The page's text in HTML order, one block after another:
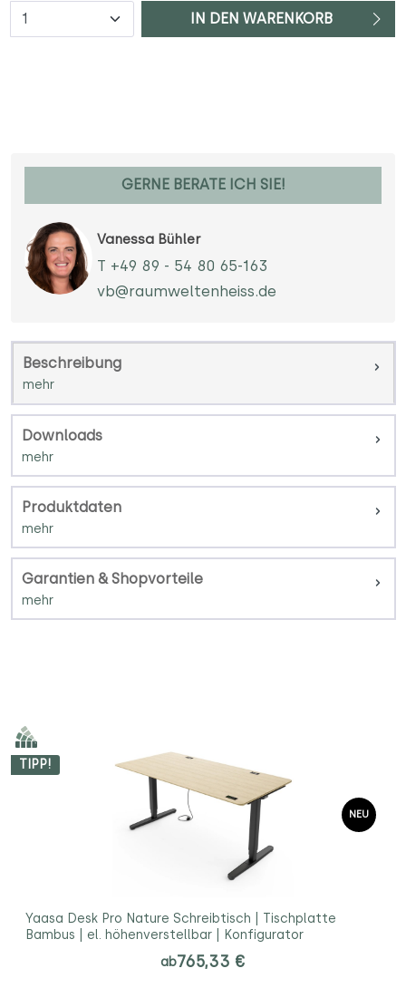
Anzahl IN DEN WARENKORB
GERNE BERATE ICH SIE!
Vanessa Bühler
T +49 89 - 54 80 65-163
vb@raumweltenheiss.de
Beschreibung
Downloads
Produktdaten
Garantien & Shopvorteile
TIPP!
NEU
Yaasa Desk Pro Nature Schreibtisch | Tischplatte
Bambus | el. höhenverstellbar | Konfigurator
ab765,33 €